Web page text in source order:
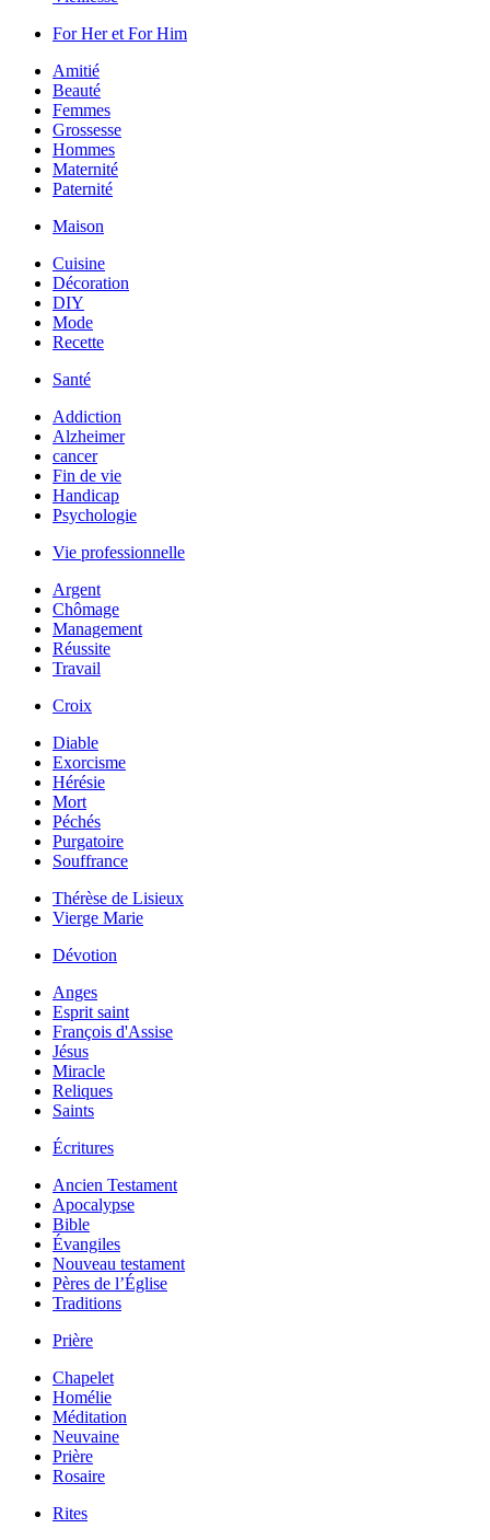
For Her et For Him
Amitié
Beauté
Femmes
Grossesse
Hommes
Maternité
Paternité
Maison
Cuisine
Décoration
DIY
Mode
Recette
Santé
Addiction
Alzheimer
cancer
Fin de vie
Handicap
Psychologie
Vie professionnelle
Argent
Chômage
Management
Réussite
Travail
Croix
Diable
Exorcisme
Hérésie
Mort
Péchés
Purgatoire
Souffrance
Thérèse de Lisieux
Vierge Marie
Dévotion
Anges
Esprit saint
François d'Assise
Jésus
Miracle
Reliques
Saints
Écritures
Ancien Testament
Apocalypse
Bible
Évangiles
Nouveau testament
Pères de l’Église
Traditions
Prière
Chapelet
Homélie
Méditation
Neuvaine
Prière
Rosaire
Rites